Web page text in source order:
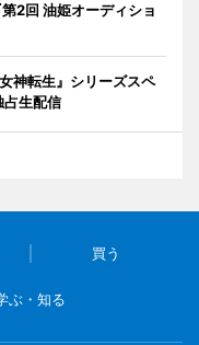
2回 油姫オーディショ
神転生』シリーズスペ
生配信
買う
ぶ・知る